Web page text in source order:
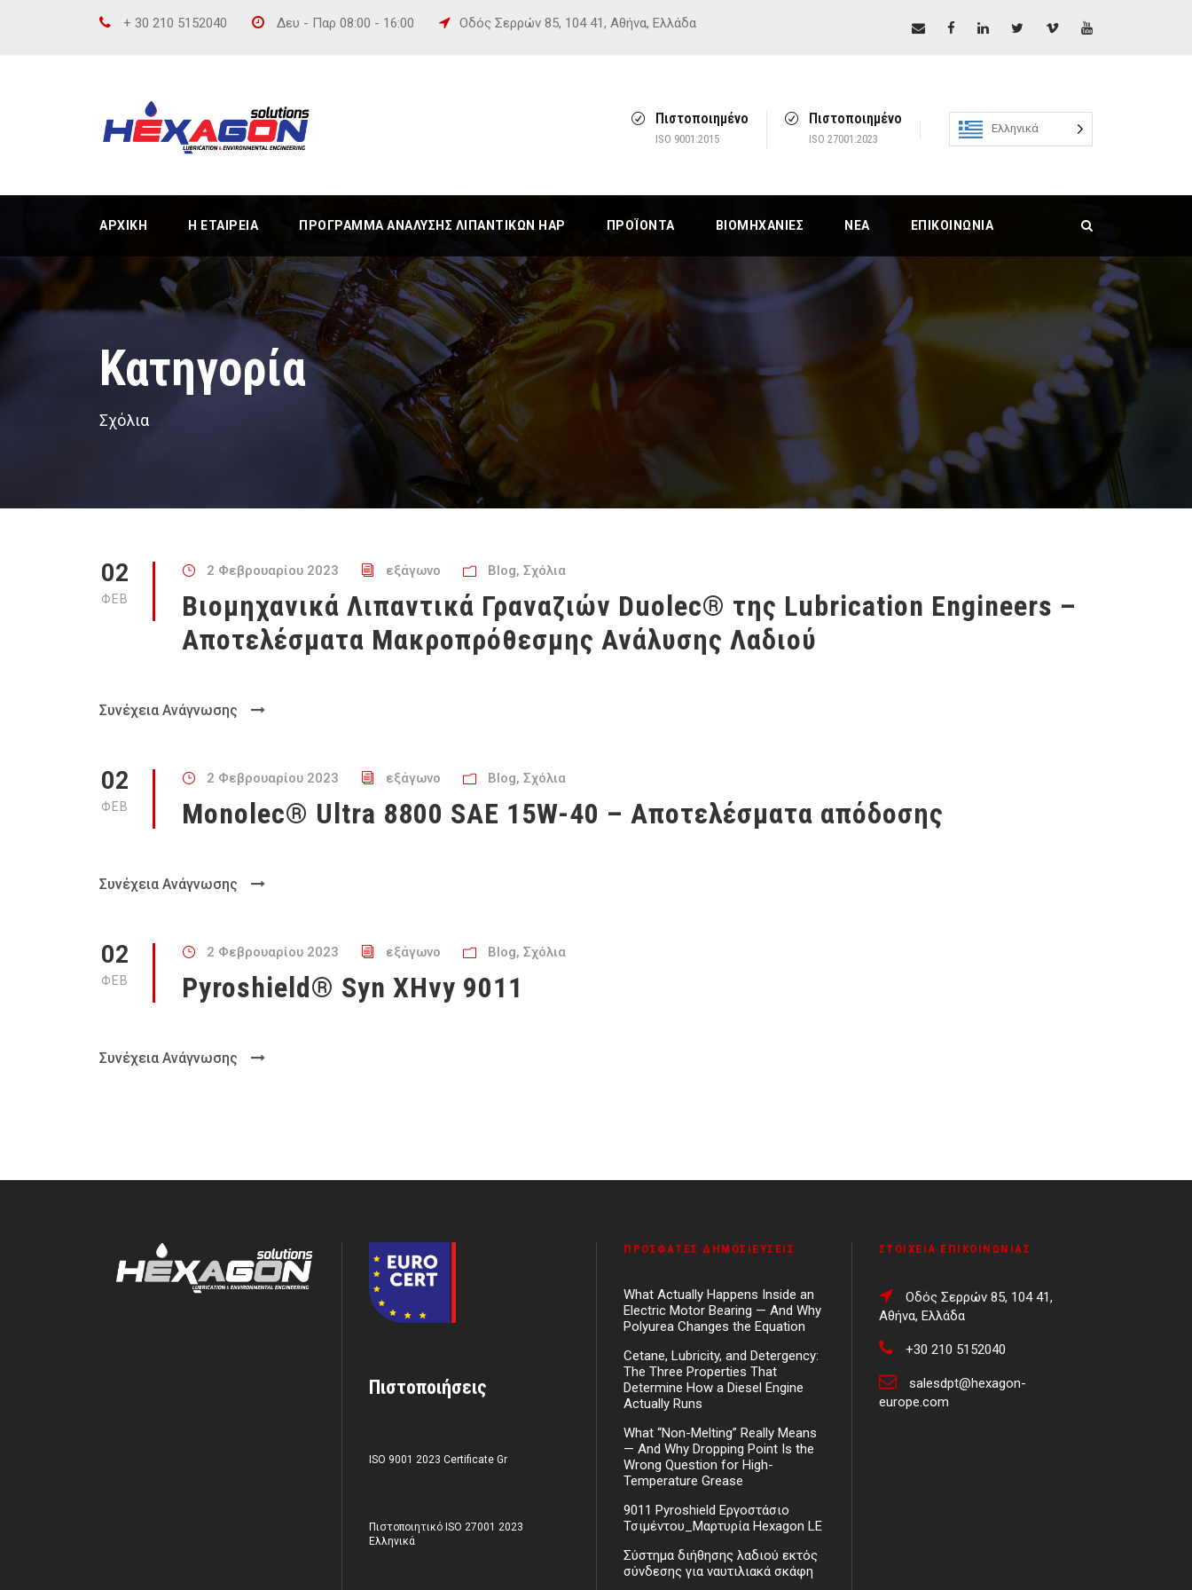
+ 30 210 5152040 Δευ - Παρ 08:00 - 16:00 Οδός Σερρών 85, 104 41, Αθήνα, Ελλάδα
Πιστοποιημένο
ISO 9001:2015
Πιστοποιημένο
ISO 27001:2023
Ελληνικά
ΑΡΧΙΚΉ Η ΕΤΑΙΡΕΊΑ ΠΡΌΓΡΑΜΜΑ ΑΝΆΛΥΣΗΣ ΛΙΠΑΝΤΙΚΏΝ HAP ΠΡΟΪΌΝΤΑ ΒΙΟΜΗΧΑΝΊΕΣ ΝΈΑ ΕΠΙΚΟΙΝΩΝΊΑ
Κατηγορία
Σχόλια
02
ΦΕΒ
2 Φεβρουαρίου 2023 εξάγωνο Blog, Σχόλια
Βιομηχανικά Λιπαντικά Γραναζιών Duolec® της Lubrication Engineers –
Αποτελέσματα Μακροπρόθεσμης Ανάλυσης Λαδιού
Συνέχεια Ανάγνωσης
02
ΦΕΒ
2 Φεβρουαρίου 2023 εξάγωνο Blog, Σχόλια
Monolec® Ultra 8800 SAE 15W-40 – Αποτελέσματα απόδοσης
Συνέχεια Ανάγνωσης
02
ΦΕΒ
2 Φεβρουαρίου 2023 εξάγωνο Blog, Σχόλια
Pyroshield® Syn XHvy 9011
Συνέχεια Ανάγνωσης
Πιστοποιήσεις
ISO 9001 2023 Certificate Gr
Πιστοποιητικό ISO 27001 2023
Ελληνικά
ΠΡΌΣΦΑΤΕΣ ΔΗΜΟΣΙΕΎΣΕΙΣ
What Actually Happens Inside an
Electric Motor Bearing — And Why
Polyurea Changes the Equation
Cetane, Lubricity, and Detergency:
The Three Properties That
Determine How a Diesel Engine
Actually Runs
What “Non-Melting” Really Means
— And Why Dropping Point Is the
Wrong Question for High-
Temperature Grease
9011 Pyroshield Εργοστάσιο
Τσιμέντου_Μαρτυρία Hexagon LE
Σύστημα διήθησης λαδιού εκτός
σύνδεσης για ναυτιλιακά σκάφη
ΣΤΟΙΧΕΊΑ ΕΠΙΚΟΙΝΩΝΊΑΣ
Οδός Σερρών 85, 104 41,
Αθήνα, Ελλάδα
+30 210 5152040
salesdpt@hexagon-
europe.com